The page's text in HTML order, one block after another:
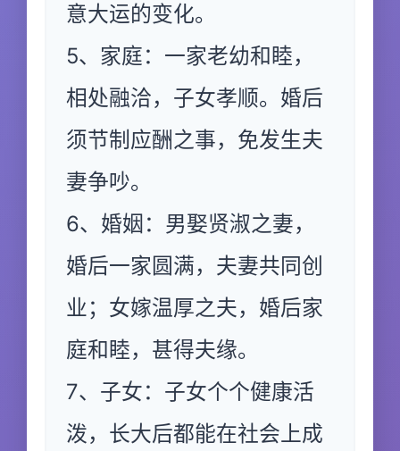
意大运的变化。
5、家庭：一家老幼和睦，
相处融洽，子女孝顺。婚后
须节制应酬之事，免发生夫
妻争吵。
6、婚姻：男娶贤淑之妻，
婚后一家圆满，夫妻共同创
业；女嫁温厚之夫，婚后家
庭和睦，甚得夫缘。
7、子女：子女个个健康活
泼，长大后都能在社会上成